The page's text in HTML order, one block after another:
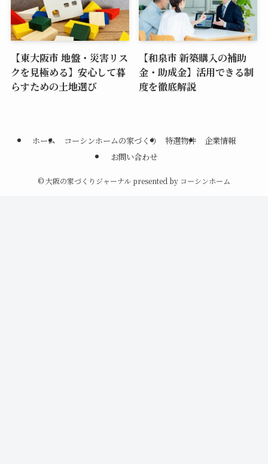
【東大阪市 地盤・災害リス
クを見極める】安心して暮
らすための土地選び
【和泉市 新築購入の補助
金・助成金】活用できる制
度を徹底解説
ホーム コーシンホームの家づくり 特選物件
企業情報
お問い合わせ
©大阪の家づくりジャーナル presented by コーシンホーム